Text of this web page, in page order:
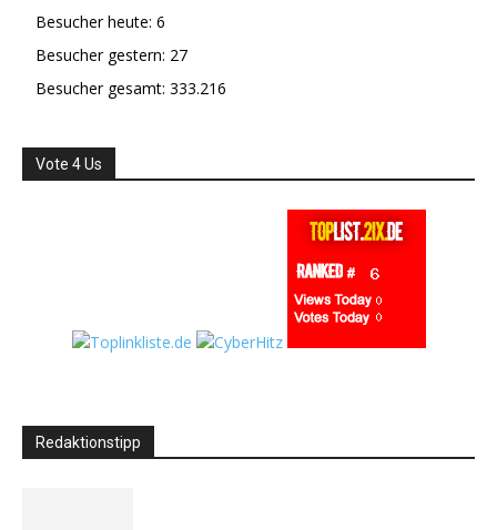
Besucher heute: 6
Besucher gestern: 27
Besucher gesamt: 333.216
Vote 4 Us
Redaktionstipp